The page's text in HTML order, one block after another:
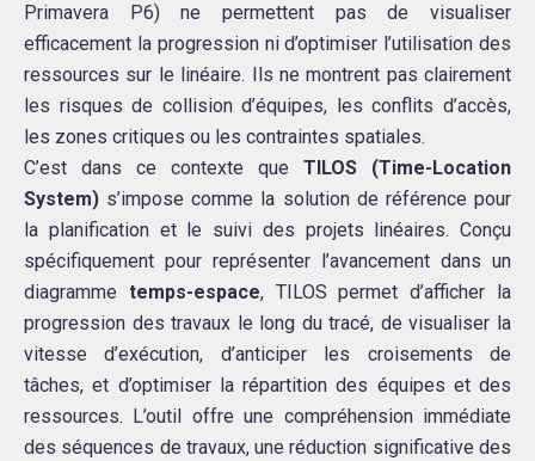
Primavera P6) ne permettent pas de visualiser
efficacement la progression ni d’optimiser l’utilisation des
ressources sur le linéaire. Ils ne montrent pas clairement
les risques de collision d’équipes, les conflits d’accès,
les zones critiques ou les contraintes spatiales.
C’est dans ce contexte que TILOS (Time-Location
System) s’impose comme la solution de référence pour
la planification et le suivi des projets linéaires. Conçu
spécifiquement pour représenter l’avancement dans un
diagramme temps-espace, TILOS permet d’afficher la
progression des travaux le long du tracé, de visualiser la
vitesse d’exécution, d’anticiper les croisements de
tâches, et d’optimiser la répartition des équipes et des
ressources. L’outil offre une compréhension immédiate
des séquences de travaux, une réduction significative des